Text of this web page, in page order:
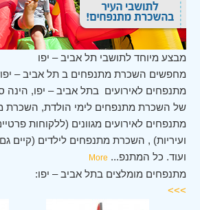
מבצע מיוחד לתושבי תל אביב – יפו
מחפשים השכרת מתנפחים ב תל אביב –
מתנפחים לאירועים בתל אביב – יפו, הינה
של השכרת מתנפחים לימי הולדת, השכרת
מתנפחים לאירועים מגוונים (ללקוחות
ועיריות) , השכרת מתנפחים לילדים (קיים
ועוד. כל המתנפ...
More
מתנפחים מומלצים בתל אביב – יפו:
>>>